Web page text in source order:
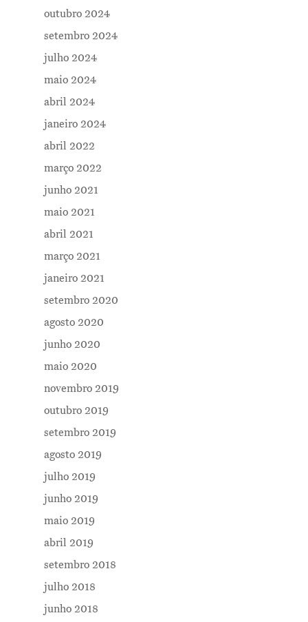
outubro 2024
setembro 2024
julho 2024
maio 2024
abril 2024
janeiro 2024
abril 2022
março 2022
junho 2021
maio 2021
abril 2021
março 2021
janeiro 2021
setembro 2020
agosto 2020
junho 2020
maio 2020
novembro 2019
outubro 2019
setembro 2019
agosto 2019
julho 2019
junho 2019
maio 2019
abril 2019
setembro 2018
julho 2018
junho 2018